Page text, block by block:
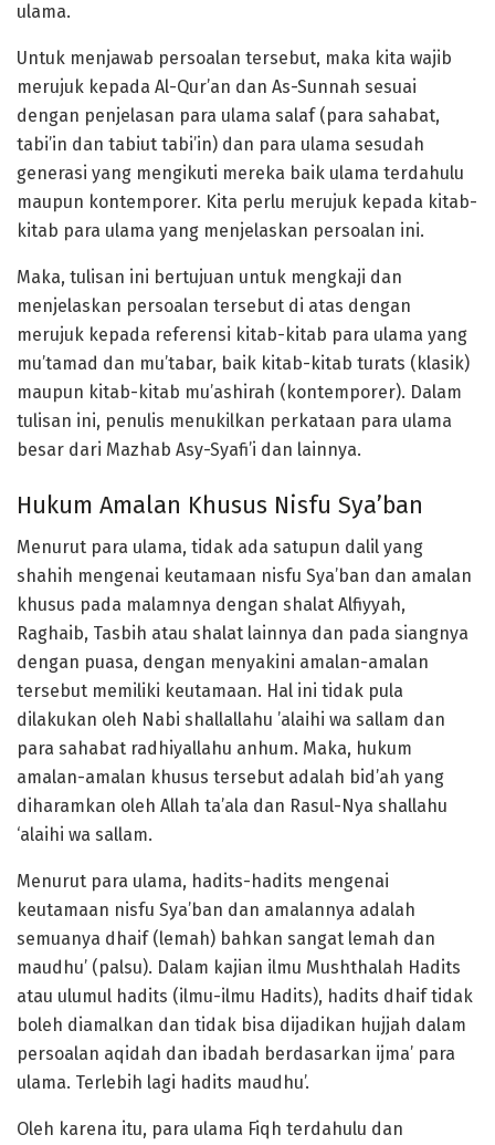
ulama.
Untuk menjawab persoalan tersebut, maka kita wajib
merujuk kepada Al-Qur’an dan As-Sunnah sesuai
dengan penjelasan para ulama salaf (para sahabat,
tabi’in dan tabiut tabi’in) dan para ulama sesudah
generasi yang mengikuti mereka baik ulama terdahulu
maupun kontemporer. Kita perlu merujuk kepada kitab-
kitab para ulama yang menjelaskan persoalan ini.
Maka, tulisan ini bertujuan untuk mengkaji dan
menjelaskan persoalan tersebut di atas dengan
merujuk kepada referensi kitab-kitab para ulama yang
mu’tamad dan mu’tabar, baik kitab-kitab turats (klasik)
maupun kitab-kitab mu’ashirah (kontemporer). Dalam
tulisan ini, penulis menukilkan perkataan para ulama
besar dari Mazhab Asy-Syafi’i dan lainnya.
Hukum Amalan Khusus Nisfu Sya’ban
Menurut para ulama, tidak ada satupun dalil yang
shahih mengenai keutamaan nisfu Sya’ban dan amalan
khusus pada malamnya dengan shalat Alfiyyah,
Raghaib, Tasbih atau shalat lainnya dan pada siangnya
dengan puasa, dengan menyakini amalan-amalan
tersebut memiliki keutamaan. Hal ini tidak pula
dilakukan oleh Nabi shallallahu ’alaihi wa sallam dan
para sahabat radhiyallahu anhum. Maka, hukum
amalan-amalan khusus tersebut adalah bid’ah yang
diharamkan oleh Allah ta’ala dan Rasul-Nya shallahu
‘alaihi wa sallam.
Menurut para ulama, hadits-hadits mengenai
keutamaan nisfu Sya’ban dan amalannya adalah
semuanya dhaif (lemah) bahkan sangat lemah dan
maudhu’ (palsu). Dalam kajian ilmu Mushthalah Hadits
atau ulumul hadits (ilmu-ilmu Hadits), hadits dhaif tidak
boleh diamalkan dan tidak bisa dijadikan hujjah dalam
persoalan aqidah dan ibadah berdasarkan ijma’ para
ulama. Terlebih lagi hadits maudhu’.
Oleh karena itu, para ulama Fiqh terdahulu dan